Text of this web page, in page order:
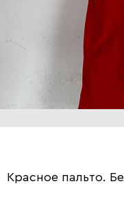
Красное пальто.